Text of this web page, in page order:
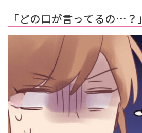
「どの口が言ってるの…？」